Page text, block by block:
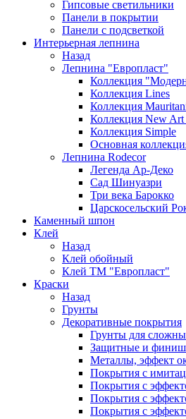
Гипсовые светильники
Панели в покрытии
Панели с подсветкой
Интерьерная лепнина
Назад
Лепнина "Европласт"
Коллекция
Коллекция Lines
Коллекция
Коллекция New Art
Коллекция Simple
Основная
Лепнина Rodecor
Легенда Ар-Деко
Сад Шинуазри
Три века Барокко
Царскосельский
Каменный шпон
Клей
Назад
Клей обойный
Клей ТМ "Европласт"
Краски
Назад
Грунты
Декоративные покрытия
Грунты для
Защитные и
Металлы, эффект
Покрытия с
Покрытия с
Покрытия с
Покрытия с